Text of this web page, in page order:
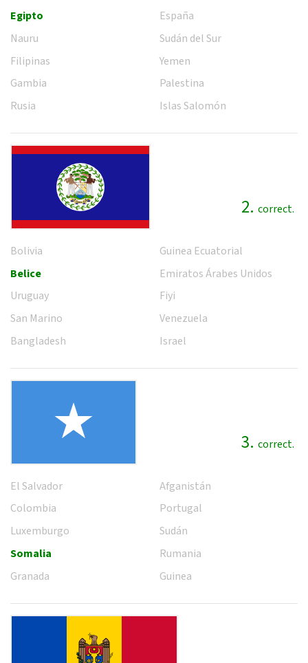
Egipto
Nauru
Filipinas
Gambia
Rusia
España
Sudán del Sur
Yemen
Palestina
Islas Salomón
2. correct.
Bolivia
Belice
Uruguay
San Marino
Bangladesh
Guinea Ecuatorial
Emiratos Árabes Unidos
Fiyi
Venezuela
Israel
3. correct.
El Salvador
Colombia
Luxemburgo
Somalia
Granada
Afganistán
Portugal
Sudán
Rumania
Guinea